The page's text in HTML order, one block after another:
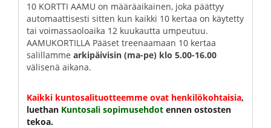
10 KORTTI AAMU on määräaikainen, joka päättyy
automaattisesti sitten kun kaikki 10 kertaa on käytetty
tai voimassaoloaika 12 kuukautta umpeutuu.
AAMUKORTILLA Pääset treenaamaan 10 kertaa
salillamme arkipäivisin (ma-pe) klo 5.00-16.00
välisenä aikana.
Kaikki kuntosalituotteemme ovat henkilökohtaisia,
luethan Kuntosali sopimusehdot ennen ostosten
tekoa.